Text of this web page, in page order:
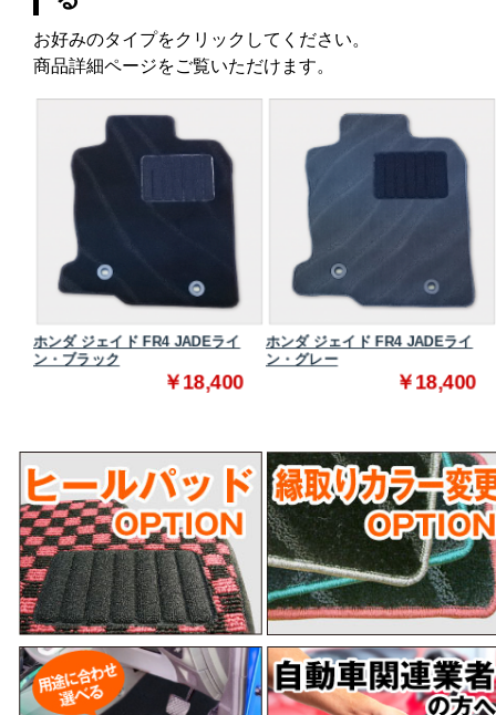
お好みのタイプをクリックしてください。
商品詳細ページをご覧いただけます。
ホンダ ジェイド FR4 JADEライ
ン・ブラック
￥18,400
ホンダ ジェイド FR4 JADEライ
ン・グレー
￥18,400